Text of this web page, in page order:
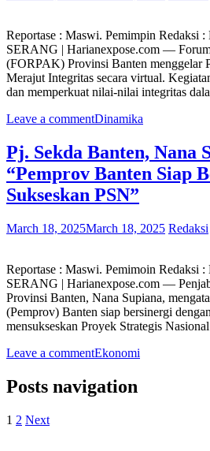
Reportase : Maswi. Pemimpin Redaksi
SERANG | Harianexpose.com —
(FORPAK) Provinsi Banten menggelar
Merajut Integritas secara virtual.
dan memperkuat nilai-nilai integritas
Leave a commentDinamika
Pj. Sekda Banten, Nana
“Pemprov Banten Siap
Sukseskan PSN”
March 18, 2025March 18, 2025 Redaksi
Reportase : Maswi. Pemimoin Redaksi
SERANG | Harianexpose.com —
Provinsi Banten, Nana Supiana,
(Pemprov) Banten siap bersinergi
mensukseskan Proyek Strategis
Leave a commentEkonomi
Posts navigation
1 2 Next